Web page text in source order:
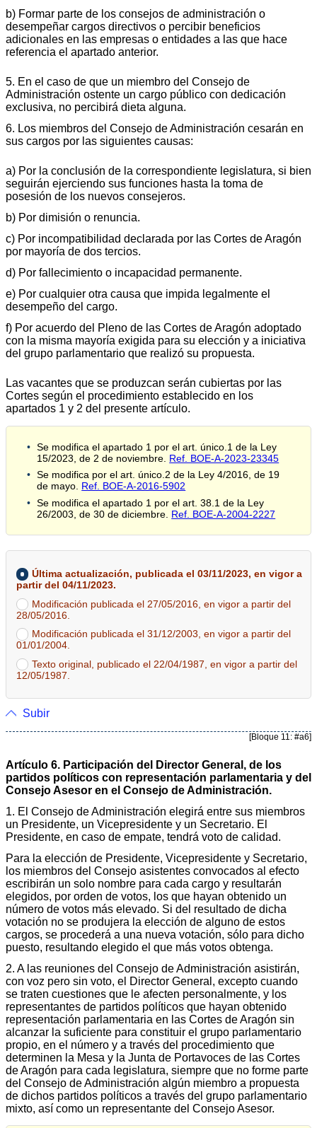
b) Formar parte de los consejos de administración o
desempeñar cargos directivos o percibir beneficios
adicionales en las empresas o entidades a las que hace
referencia el apartado anterior.
5. En el caso de que un miembro del Consejo de
Administración ostente un cargo público con dedicación
exclusiva, no percibirá dieta alguna.
6. Los miembros del Consejo de Administración cesarán en
sus cargos por las siguientes causas:
a) Por la conclusión de la correspondiente legislatura, si bien
seguirán ejerciendo sus funciones hasta la toma de
posesión de los nuevos consejeros.
b) Por dimisión o renuncia.
c) Por incompatibilidad declarada por las Cortes de Aragón
por mayoría de dos tercios.
d) Por fallecimiento o incapacidad permanente.
e) Por cualquier otra causa que impida legalmente el
desempeño del cargo.
f) Por acuerdo del Pleno de las Cortes de Aragón adoptado
con la misma mayoría exigida para su elección y a iniciativa
del grupo parlamentario que realizó su propuesta.
Las vacantes que se produzcan serán cubiertas por las
Cortes según el procedimiento establecido en los
apartados 1 y 2 del presente artículo.
Se modifica el apartado 1 por el art. único.1 de la Ley
15/2023, de 2 de noviembre. Ref. BOE-A-2023-23345
Se modifica por el art. único.2 de la Ley 4/2016, de 19
de mayo. Ref. BOE-A-2016-5902
Se modifica el apartado 1 por el art. 38.1 de la Ley
26/2003, de 30 de diciembre. Ref. BOE-A-2004-2227
Última actualización, publicada el 03/11/2023, en vigor a
partir del 04/11/2023.
Modificación publicada el 27/05/2016, en vigor a partir del
28/05/2016.
Modificación publicada el 31/12/2003, en vigor a partir del
01/01/2004.
Texto original, publicado el 22/04/1987, en vigor a partir del
12/05/1987.
Subir
[Bloque 11: #a6]
Artículo 6. Participación del Director General, de los
partidos políticos con representación parlamentaria y del
Consejo Asesor en el Consejo de Administración.
1. El Consejo de Administración elegirá entre sus miembros
un Presidente, un Vicepresidente y un Secretario. El
Presidente, en caso de empate, tendrá voto de calidad.
Para la elección de Presidente, Vicepresidente y Secretario,
los miembros del Consejo asistentes convocados al efecto
escribirán un solo nombre para cada cargo y resultarán
elegidos, por orden de votos, los que hayan obtenido un
número de votos más elevado. Si del resultado de dicha
votación no se produjera la elección de alguno de estos
cargos, se procederá a una nueva votación, sólo para dicho
puesto, resultando elegido el que más votos obtenga.
2. A las reuniones del Consejo de Administración asistirán,
con voz pero sin voto, el Director General, excepto cuando
se traten cuestiones que le afecten personalmente, y los
representantes de partidos políticos que hayan obtenido
representación parlamentaria en las Cortes de Aragón sin
alcanzar la suficiente para constituir el grupo parlamentario
propio, en el número y a través del procedimiento que
determinen la Mesa y la Junta de Portavoces de las Cortes
de Aragón para cada legislatura, siempre que no forme parte
del Consejo de Administración algún miembro a propuesta
de dichos partidos políticos a través del grupo parlamentario
mixto, así como un representante del Consejo Asesor.